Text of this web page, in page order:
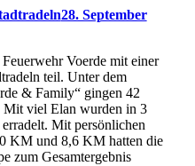
28. September
Voerde mit einer
teil. Unter dem
& Family“ gingen 42
Mit viel Elan wurden in 3
Mit persönlichen
KM und 8,6 KM hatten die
zum Gesamtergebnis